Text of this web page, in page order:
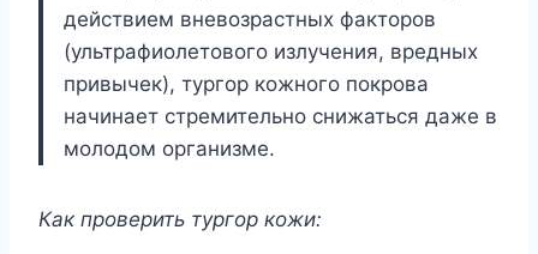
действием вневозрастных факторов
(ультрафиолетового излучения, вредных
привычек), тургор кожного покрова
начинает стремительно снижаться даже в
молодом организме.
Как проверить тургор кожи: